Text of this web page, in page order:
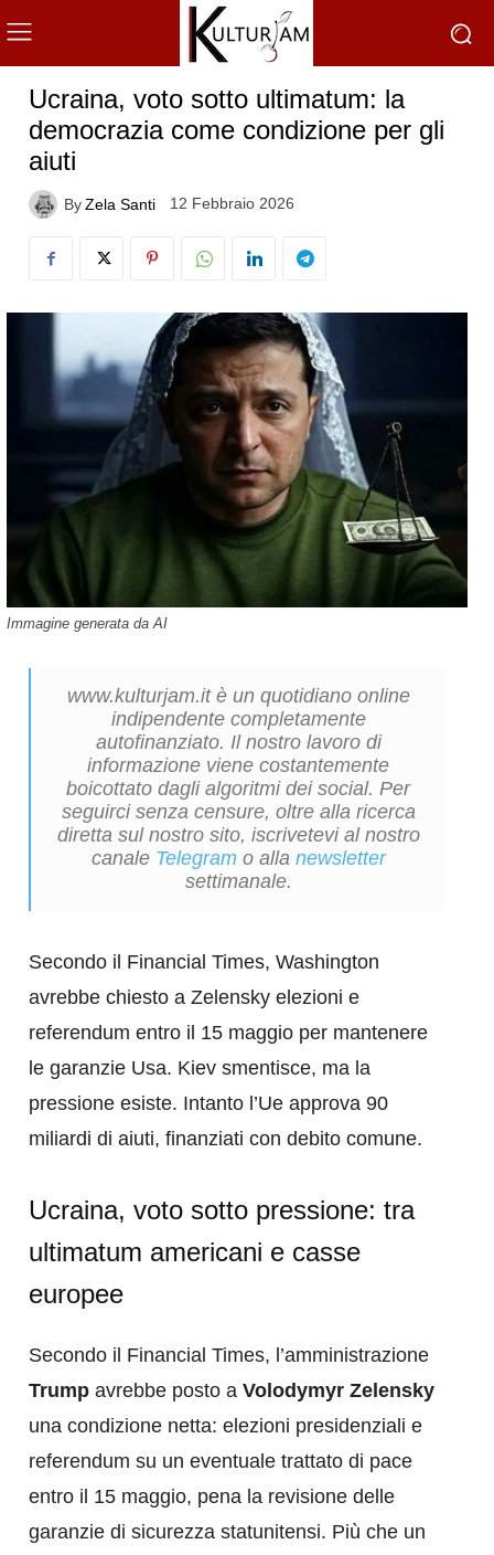
Ucraina, voto sotto ultimatum: la
democrazia come condizione per gli
aiuti
ByZela Santi 12 Febbraio 2026
Immagine generata da AI
www.kulturjam.it è un quotidiano online
indipendente completamente
autofinanziato. Il nostro lavoro di
informazione viene costantemente
boicottato dagli algoritmi dei social. Per
seguirci senza censure, oltre alla ricerca
diretta sul nostro sito, iscrivetevi al nostro
canale Telegram o alla newsletter
settimanale.
Secondo il Financial Times, Washington
avrebbe chiesto a Zelensky elezioni e
referendum entro il 15 maggio per mantenere
le garanzie Usa. Kiev smentisce, ma la
pressione esiste. Intanto l’Ue approva 90
miliardi di aiuti, finanziati con debito comune.
Ucraina, voto sotto pressione: tra
ultimatum americani e casse
europee
Secondo il Financial Times, l’amministrazione
Trump avrebbe posto a Volodymyr Zelensky
una condizione netta: elezioni presidenziali e
referendum su un eventuale trattato di pace
entro il 15 maggio, pena la revisione delle
garanzie di sicurezza statunitensi. Più che un